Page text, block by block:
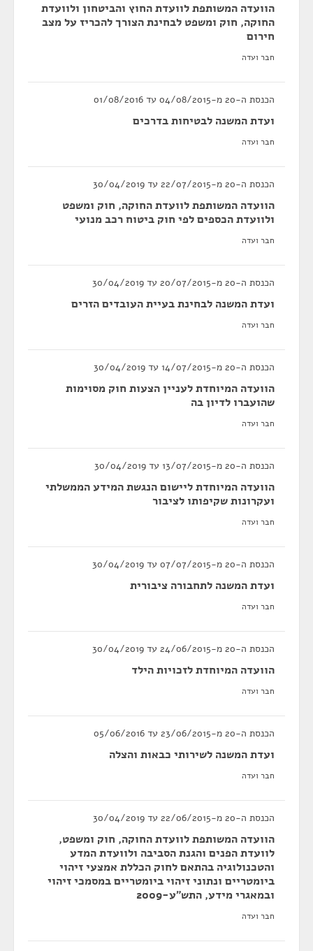
הוועדה המשותפת לוועדת החוץ והביטחון ולוועדת
החוקה, חוק ומשפט לבחינת הצורך להכריז על מצב
חירום
חבר ועדה
הכנסת ה-20 מ-04/08/2015 עד 01/08/2016
ועדת המשנה לבטיחות בדרכים
חבר ועדה
הכנסת ה-20 מ-22/07/2015 עד 30/04/2019
הוועדה המשותפת לוועדת החוקה, חוק ומשפט
ולוועדת הכספים לפי חוק ביטוח רכב מנועי
חבר ועדה
הכנסת ה-20 מ-20/07/2015 עד 30/04/2019
ועדת המשנה לבחינת בעיית העובדים הזרים
חבר ועדה
הכנסת ה-20 מ-14/07/2015 עד 30/04/2019
הוועדה המיוחדת לעניין הצעות חוק מסוימות
שהועברו לדיון בה
חבר ועדה
הכנסת ה-20 מ-13/07/2015 עד 30/04/2019
הוועדה המיוחדת ליישום הנגשת המידע הממשלתי
ועקרונות שקיפותו לציבור
חבר ועדה
הכנסת ה-20 מ-07/07/2015 עד 30/04/2019
ועדת המשנה לתחבורה ציבורית
חבר ועדה
הכנסת ה-20 מ-24/06/2015 עד 30/04/2019
הוועדה המיוחדת לזכויות הילד
חבר ועדה
הכנסת ה-20 מ-23/06/2015 עד 05/06/2016
ועדת המשנה לשירותי כבאות והצלה
חבר ועדה
הכנסת ה-20 מ-22/06/2015 עד 30/04/2019
הוועדה המשותפת לוועדת החוקה, חוק ומשפט,
לוועדת הפנים והגנת הסביבה ולוועדת המדע
והטכנולוגיה בהתאם לחוק הכללת אמצעי זיהוי
ביומטריים ונתוני זיהוי ביומטריים במסמכי זיהוי
ובמאגרי מידע, התש"ע-2009
חבר ועדה